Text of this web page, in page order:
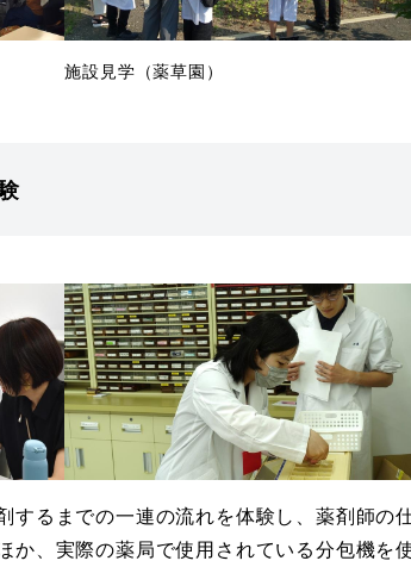
施設見学（薬草園）
するまでの一連の流れを体験し、薬剤師の
か、実際の薬局で使用されている分包機を